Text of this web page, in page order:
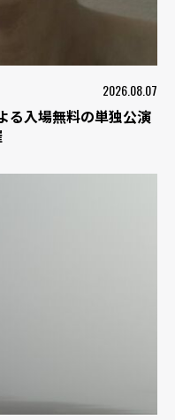
2026.08.07
る入場無料の単独公演